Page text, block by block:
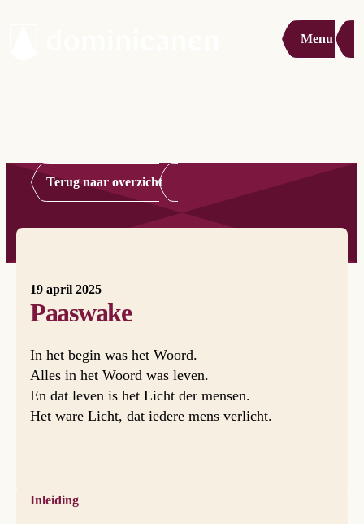
Menu
Terug naar overzicht
19 april 2025
Paaswake
In het begin was het Woord.
Alles in het Woord was leven.
En dat leven is het Licht der mensen.
Het ware Licht, dat iedere mens verlicht.
Inleiding